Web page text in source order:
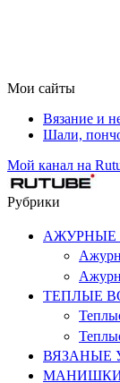
Мои сайты
Вязание и
Шали,
Мой канал на
Рубрики
АЖУРНЫЕ
ТЕПЛЫЕ
ВЯЗАНЫЕ